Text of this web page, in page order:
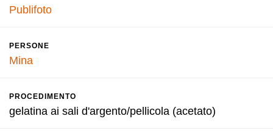
Publifoto
PERSONE
Mina
PROCEDIMENTO
gelatina ai sali d'argento/pellicola (acetato)